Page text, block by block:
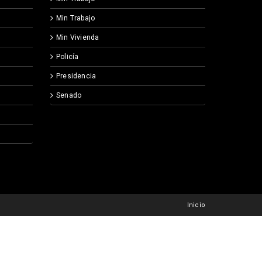
Min Trabajo
Min Vivienda
Policía
Presidencia
Senado
Inicio